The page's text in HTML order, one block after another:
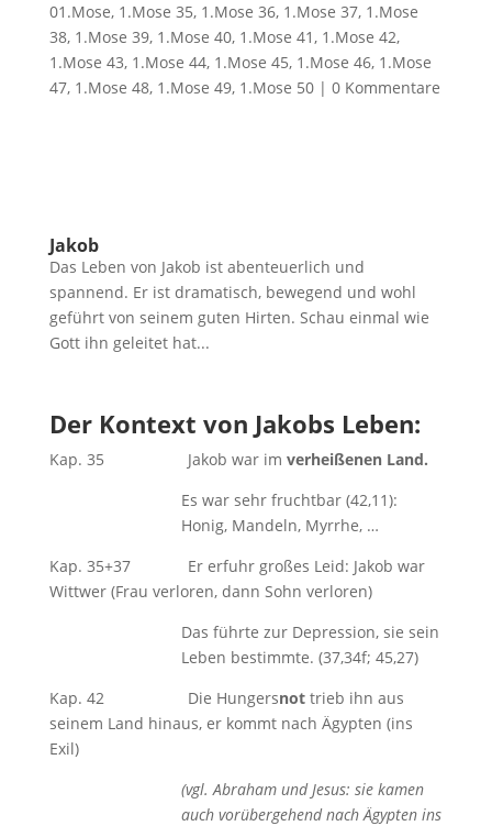
01.Mose, 1.Mose 35, 1.Mose 36, 1.Mose 37, 1.Mose
38, 1.Mose 39, 1.Mose 40, 1.Mose 41, 1.Mose 42,
1.Mose 43, 1.Mose 44, 1.Mose 45, 1.Mose 46, 1.Mose
47, 1.Mose 48, 1.Mose 49, 1.Mose 50| 0 Kommentare
Jakob
Das Leben von Jakob ist abenteuerlich und
spannend. Er ist dramatisch, bewegend und wohl
geführt von seinem guten Hirten. Schau einmal wie
Gott ihn geleitet hat...
Der Kontext von Jakobs Leben:
Kap. 35 Jakob war im verheißenen Land.
Es war sehr fruchtbar (42,11):
Honig, Mandeln, Myrrhe, …
Kap. 35+37 Er erfuhr großes Leid: Jakob war
Wittwer (Frau verloren, dann Sohn verloren)
Das führte zur Depression, sie sein
Leben bestimmte. (37,34f; 45,27)
Kap. 42 Die Hungersnottrieb ihn aus
seinem Land hinaus, er kommt nach Ägypten (ins
Exil)
(vgl. Abraham und Jesus: sie kamen
auch vorübergehend nach Ägypten ins